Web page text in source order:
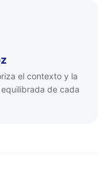
el contexto y la
de cada